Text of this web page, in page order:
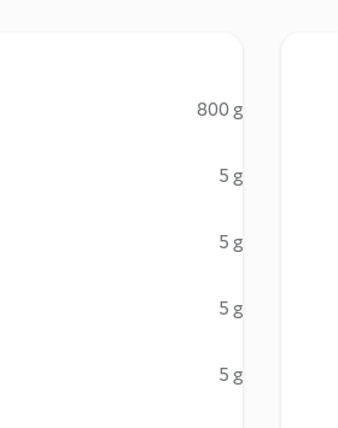
800 g
5 g
5 g
5 g
5 g